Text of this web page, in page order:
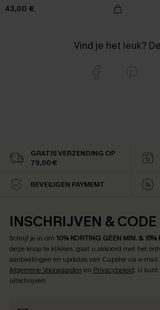
43,00 €
Vind je het leuk?
GRATIS VERZENDING OP
79,00 €
BEVEILIGEN PAYMEMT
INSCHRIJVEN &
Schrijf je in om 10% KORTING GEEN MIN. & 15%
deze knop te klikken, gaat u akkoord met het
aanbiedingen en updates van Cupshe via e-
Algemene Voorwaarden en Privacybeleid. U
uitschrijven.